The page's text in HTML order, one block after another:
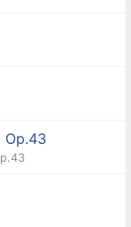
Op.43